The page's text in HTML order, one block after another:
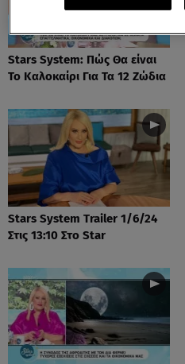
Stars System: Πώς Θα είναι
Το Καλοκαίρι Για Τα 12 Ζώδια
Stars System Trailer 1/6/24
Στις 13:10 Στο Star